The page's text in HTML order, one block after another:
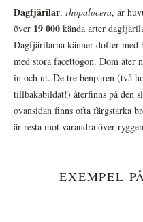
Dagfjärilar, rhopalocera, är
över 19 000 kända arter
Dagfjärilarna känner dofter med
med stora facettögon. Dom äter
in och ut. De tre benparen (två
tillbakabildat!) återfinns på den
ovansidan finns ofta färgstarka
är resta mot varandra över
EXEMPEL